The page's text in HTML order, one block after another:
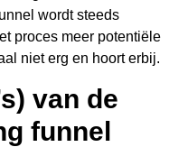
wordt steeds
proces meer potentiële
niet erg en hoort erbij.
van de
funnel